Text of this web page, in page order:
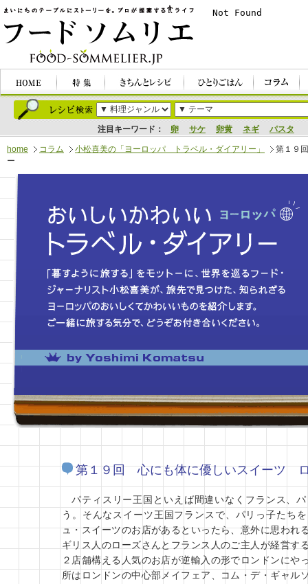
注目キーワード： 卵 サケ 卵黄 ネギ パスタ
home コラム 小松喜美の「ヨーロッパ トラベル・ダイアリー」
第１９
ー
第１９回 心にも体に優しいスイーツ
パティスリー王国といえば間違いなくフランス、
う。そんなスイーツ王国フランスで、パリっ子たち
ュ・スイーツのお店があるといったら、意外に思われ
ギリス人のローズさんとフランス人のご主人が経営す
２店舗構える人気のお店が逆輸入の形でロンドンにや
所はロンドンの中心部メイフェア、コム・デ・ギャル